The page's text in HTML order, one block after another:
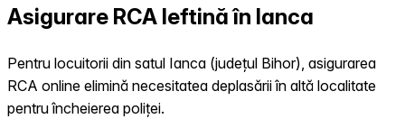
Asigurare RCA Ieftină în Ianca
Pentru locuitorii din satul Ianca (județul Bihor), asigurarea
RCA online elimină necesitatea deplasării în altă localitate
pentru încheierea poliței.